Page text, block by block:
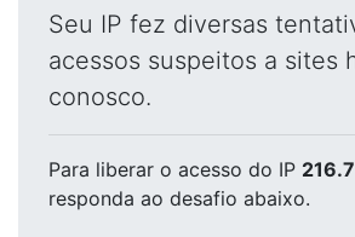
Seu IP fez diversas
acessos suspeitos a sites
conosco.
Para liberar o acesso do IP
responda ao desafio abaixo.